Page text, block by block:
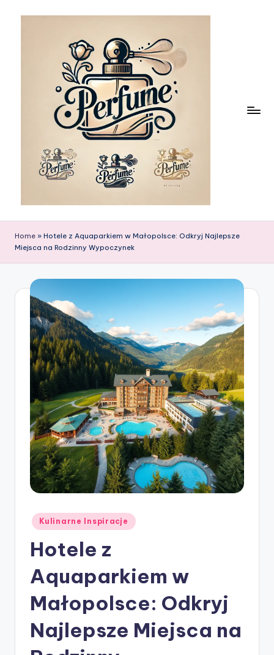
Home » Hotele z Aquaparkiem w Małopolsce: Odkryj Najlepsze
Miejsca na Rodzinny Wypoczynek
Posted
in
Kulinarne Inspiracje
Hotele z
Aquaparkiem w
Małopolsce: Odkryj
Najlepsze Miejsca na